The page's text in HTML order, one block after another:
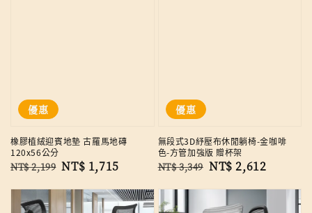
優惠
橡膠植絨迎賓地墊 古羅馬地磚
120x56公分
Regular
NT$ 2,199 Sale
NT$ 1,715
優惠
無段式3D紓壓布休閒躺椅-金咖啡
色-方管加強版 贈杯架
Regular
NT$ 3,349 Sale
NT$ 2,612